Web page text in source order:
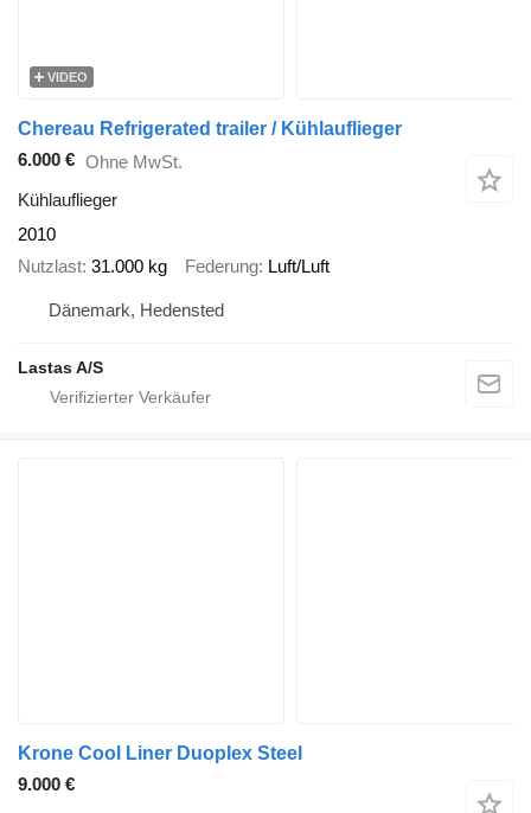
VIDEO
Chereau Refrigerated trailer / Kühlauflieger
6.000 € Ohne MwSt.
Kühlauflieger
2010
Nutzlast 31.000 kg Federung Luft/Luft
Dänemark, Hedensted
Lastas A/S
Krone Cool Liner Duoplex Steel
9.000 €